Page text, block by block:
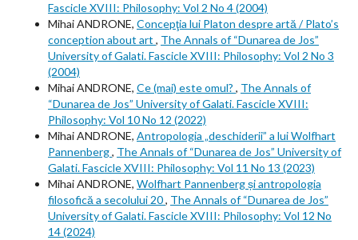
Fascicle XVIII: Philosophy: Vol 2 No 4 (2004)
Mihai ANDRONE, Concepţia lui Platon despre artă / Plato’s
conception about art , The Annals of “Dunarea de Jos”
University of Galati. Fascicle XVIII: Philosophy: Vol 2 No 3
(2004)
Mihai ANDRONE, Ce (mai) este omul? , The Annals of
“Dunarea de Jos” University of Galati. Fascicle XVIII:
Philosophy: Vol 10 No 12 (2022)
Mihai ANDRONE, Antropologia „deschiderii” a lui Wolfhart
Pannenberg, The Annals of “Dunarea de Jos” University of
Galati. Fascicle XVIII: Philosophy: Vol 11 No 13 (2023)
Mihai ANDRONE, Wolfhart Pannenberg și antropologia
filosofică a secolului 20, The Annals of “Dunarea de Jos”
University of Galati. Fascicle XVIII: Philosophy: Vol 12 No
14 (2024)